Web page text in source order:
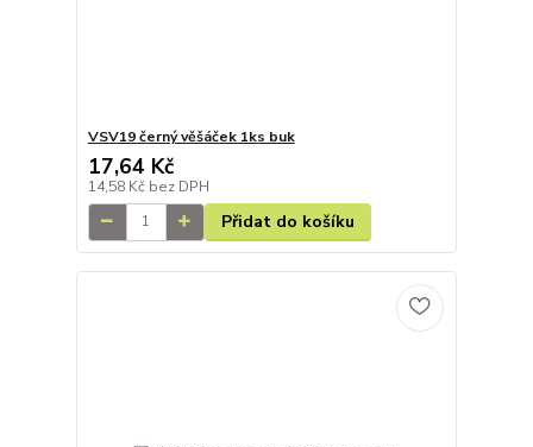
VSV19 černý věšáček 1ks buk
17,64 Kč
14,58 Kč bez DPH
Přidat do košíku